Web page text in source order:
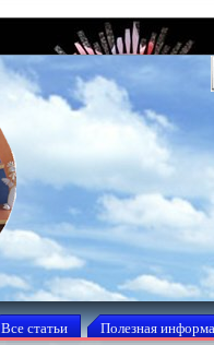
Все статьи Полезная